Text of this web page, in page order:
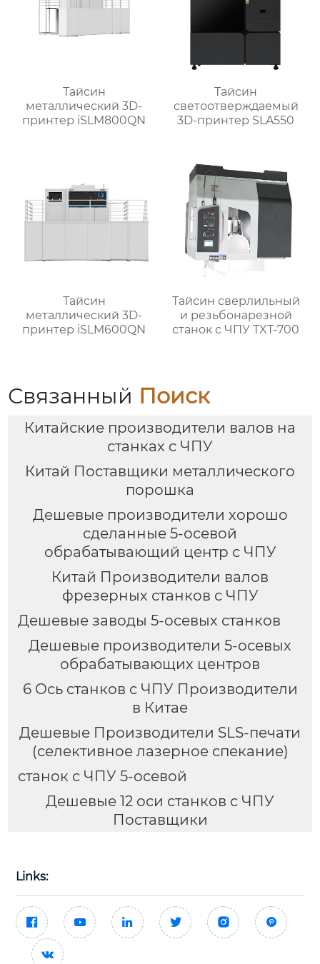
Тайсин
металлический 3D-
принтер iSLM800QN
Тайсин
светоотверждаемый
3D-принтер SLA550
Тайсин
металлический 3D-
принтер iSLM600QN
Тайсин сверлильный
и резьбонарезной
станок с ЧПУ TXT-700
Связанный Поиск
Китайские производители валов на
станках с ЧПУ
Китай Поставщики металлического
порошка
Дешевые производители хорошо
сделанные 5-осевой
обрабатывающий центр с ЧПУ
Китай Производители валов
фрезерных станков с ЧПУ
Дешевые заводы 5-осевых станков
Дешевые производители 5-осевых
обрабатывающих центров
6 Ось станков с ЧПУ Производители
в Китае
Дешевые Производители SLS-печати
(селективное лазерное спекание)
станок с ЧПУ 5-осевой
Дешевые 12 оси станков с ЧПУ
Поставщики
Links:
     
